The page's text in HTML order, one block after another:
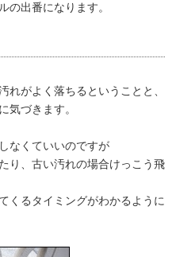
の出番になります。
れがよく落ちるということと、
気づきます。
なくていいのですが
り、古い汚れの場合けっこう飛
くるタイミングがわかるように